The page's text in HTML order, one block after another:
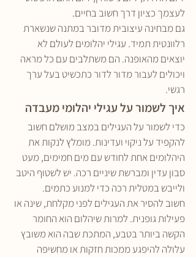
לעצמך כציון דרך חשוב בחיים.
גם מבחינה עיצובית מדובר במתנה שנשארת
רלוונטית תמיד. עגילי יהלומים לעולם לא
יוצאים מהאופנה. הם משתלבים עם כל מראה
ויכולים לעבור מדור לדור כתכשיט בעל ערך
רגשי.
איך לשמור על עגילי יהלומי מעבדה
כדי לשמור על העגילים במצב מושלם חשוב
להקפיד על ניקוי ועדינות. מומלץ לנקות את
היהלומים אחת לחודש עם מים חמימים, מעט
סבון עדין ומברשת שיניים רכה. יש לשטוף היטב
ולייבש במטלית רכה כדי למנוע כתמים.
חשוב להסיר את העגילים לפני מקלחת, שינה או
פעילות גופנית. למרות שיהלום הוא החומר
הקשה ביותר בטבע, המתכת שבה הוא משובץ
עלולה להיפגע ממכות חזקות או מחשיפה